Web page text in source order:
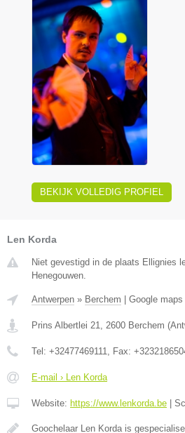
BEKIJK VOLLEDIG PROFIEL
Len Korda
Niet gevestigd in de plaats Ellignies
Henegouwen.
Antwerpen » Berchem Google maps
Prins Albertlei 21, 2600 Berchem (
Tel: +32477469111, Fax:
E-mail › Len Korda
Website: https://www.lenkorda.be
Goochelaar Len Korda is